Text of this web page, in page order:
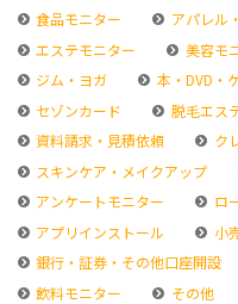
食品モニター
アパレル
エステモニター
美容モ
ジム・ヨガ
本・DVD・
セゾンカード
脱毛エス
資料請求・見積依頼
ク
スキンケア・メイクアップ
アンケートモニター
ロ
アプリインストール
小
銀行・証券・その他口座開設
飲料モニター
その他